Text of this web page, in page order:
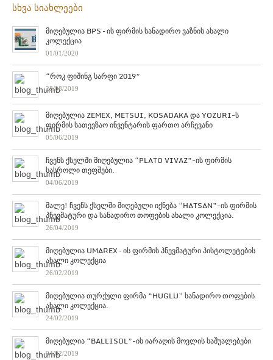
სხვა სიახლეები
მიღებულია BPS – ის ფირმის სანადირო ვაზნის ახალი
კოლექცია
01/01/2020
“როკ ფიშინგ სარფი 2019”
28/08/2019
მიღებულია ZEMEX, METSUI, KOSADAKA და YOZURI-ს
ფირმის სათევზაო ინვენტარის ფართო არჩევანი
05/06/2019
ჩვენს ქსელში მიღებულია “PLATO VIVAZ”-ის ფირმის
სასროლი თეფშები.
04/06/2019
მალე! ჩვენს ქსელში მიღებული იქნება “HATSAN”-ის ფირმის
პნევმატური და სანადირო თოფების ახალი კოლექცია.
26/04/2019
მიღებულია UMAREX – ის ფირმის პნევმატური პისტოლეტების
ახალი კოლექცია
26/02/2019
მიღებულია თურქული ფირმა “HUGLU” სანადირო თოფების
ახალი კოლექცია.
24/02/2019
მიღებულია “BALLISOL”-ის იარაღის მოვლის საშუალებები
04/02/2019